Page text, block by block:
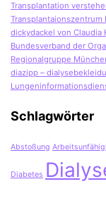
Transplantation
Transplantaionszentrum
dickydackel von Claudia
Bundesverband der
Regionalgruppe
diazipp –
Schlagwörter
Abstoßung
Diabetes